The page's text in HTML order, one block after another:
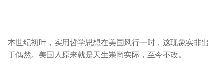
本世纪初叶，实用哲学思想在美国风行一时，这现象实非出
于偶然。美国人原来就是天生崇尚实际，至今不改。